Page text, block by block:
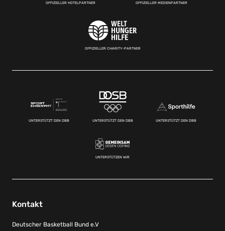
OFFIZIELLER HOTELPARTNER OFFIZIELLER MEDIENPARTNER
OFFIZIELLER CHARITY-PARTNER
UNTERSTÜTZT DEN DBB UNTERSTÜTZT DEN DBB UNTERSTÜTZT DEN DBB
UNTERSTÜTZEN WIR
Kontakt
Deutscher Basketball Bund e.V